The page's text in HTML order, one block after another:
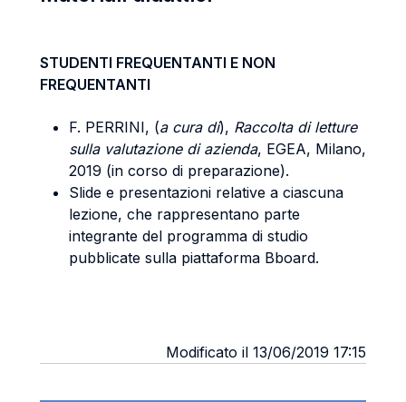
STUDENTI FREQUENTANTI E NON
FREQUENTANTI
F. PERRINI, (a cura di), Raccolta di letture
sulla valutazione di azienda, EGEA, Milano,
2019 (in corso di preparazione).
Slide e presentazioni relative a ciascuna
lezione, che rappresentano parte
integrante del programma di studio
pubblicate sulla piattaforma Bboard.
Modificato il 13/06/2019 17:15